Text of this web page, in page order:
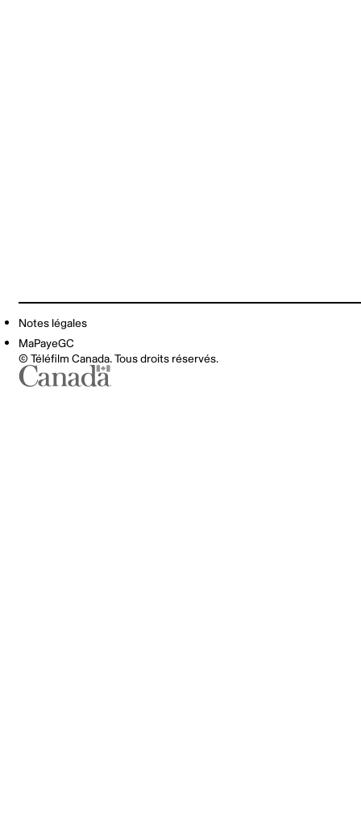
Notes légales
MaPayeGC
© Téléfilm Canada. Tous droits réservés.